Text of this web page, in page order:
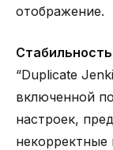
отображение.
“Duplicate
включенной
настроек,